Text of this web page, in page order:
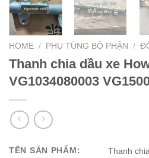
HOME / PHỤ TÙNG BỘ PHẬN /
Thanh chia dầu xe
VG1034080003
TÊN SẢN PHẨM:
Thanh